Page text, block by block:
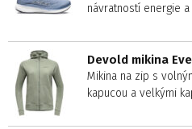
návratností energie
Devold mikina
Mikina na zip s
kapucou a velkými